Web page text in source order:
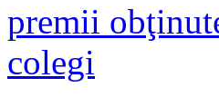
premii
colegi